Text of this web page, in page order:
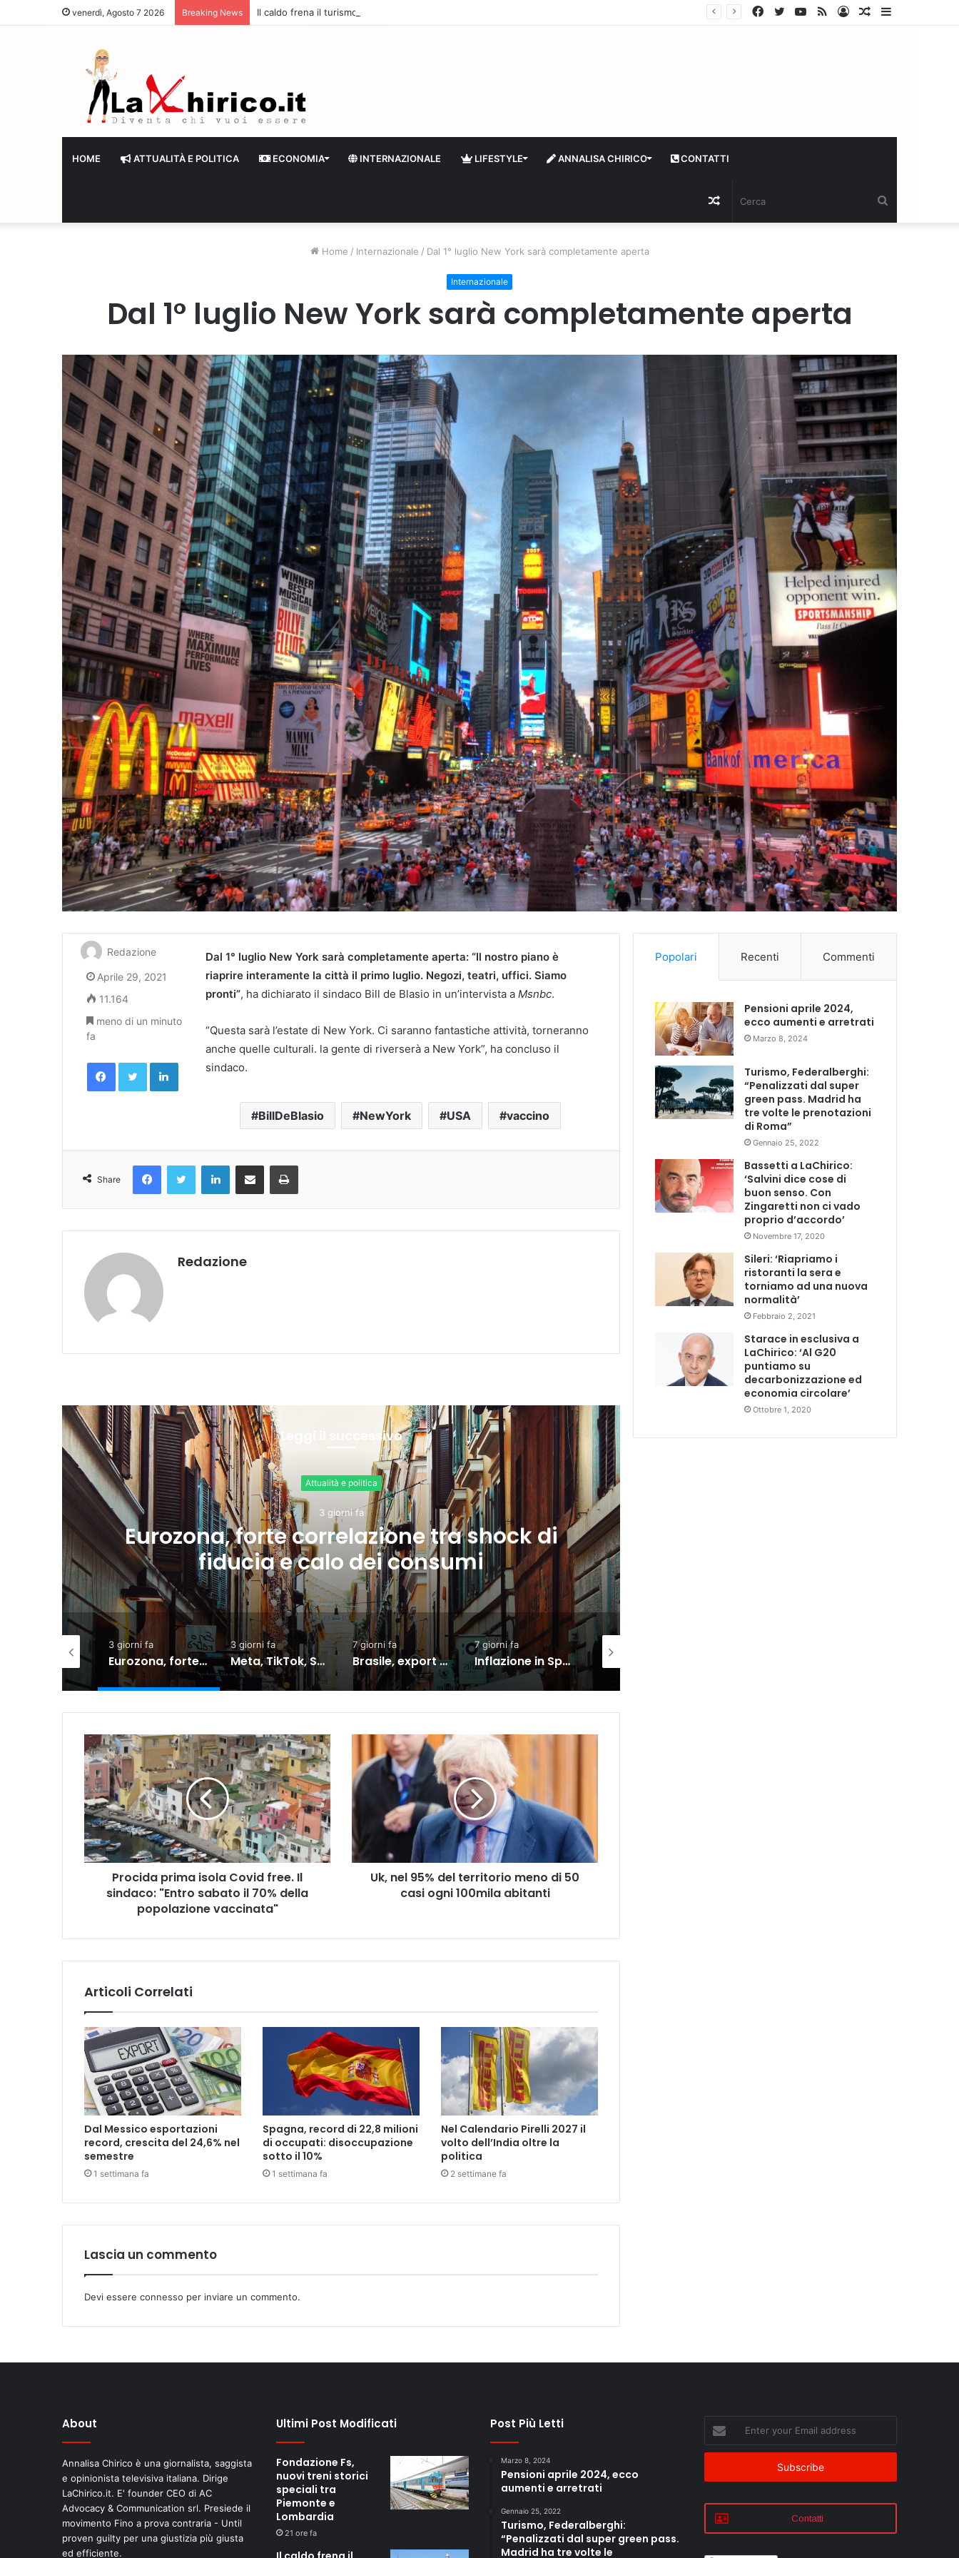
venerdì, Agosto 7 2026 Breaking News Il caldo frena il turismo a Firenze: una prima ripresa solo a settembre
Articolo
Log
RSS
YouTube
Twitter
Facebook
HOME ATTUALITÀ E POLITICA ECONOMIA INTERNAZIONALE LIFESTYLE ANNALISA CHIRICO CONTATTI
Articolo
Home / Internazionale / Dal 1° luglio New York sarà completamente aperta
Internazionale
Dal 1° luglio New York sarà completamente aperta
Dal 1° luglio New York sarà completamente aperta: “Il nostro piano è
riaprire interamente la città il primo luglio. Negozi, teatri, uffici. Siamo
pronti”, ha dichiarato il sindaco Bill de Blasio in un’intervista a Msnbc.
“Questa sarà l’estate di New York. Ci saranno fantastiche attività, torneranno
anche quelle culturali. la gente di riverserà a New York”, ha concluso il
sindaco.
BillDeBlasio NewYork USA vaccino
Redazione
Aprile 29, 2021
11.164
meno di un minuto
fa
Facebook Twitter LinkedIn
Share
Redazione
Leggi il successivo
Attualità e politica
3 giorni fa
Meta, TikTok, Snap e YouTube affrontano
una nuova causa legale negli Stati Uniti
Eurozona, forte correlazione tra shock di fiducia e calo dei consumi
3 giorni fa
Meta, TikTok, Snap e YouTube affrontano una nuova causa legale negli Stati Uniti
7 giorni fa 7 giorni fa
Inflazione in Spagna in rialzo al 3,5% a luglio per carburanti ed elettricità
2 giorni fa
Commercio: vendite in lieve calo ma semestre in crescita
Procida prima isola Covid free. Il
sindaco: "Entro sabato il 70% della
popolazione vaccinata"
Uk, nel 95% del territorio meno di 50
casi ogni 100mila abitanti
Articoli Correlati
Dal Messico esportazioni
record, crescita del 24,6% nel
semestre
1 settimana fa
Spagna, record di 22,8 milioni
di occupati: disoccupazione
sotto il 10%
1 settimana fa
Nel Calendario Pirelli 2027 il
volto dell’India oltre la
politica
2 settimane fa
Lascia un commento
Devi essere connesso per inviare un commento.
Popolari Recenti Commenti
Pensioni aprile 2024,
ecco aumenti e arretrati
Marzo 8, 2024
Turismo, Federalberghi:
“Penalizzati dal super
green pass. Madrid ha
tre volte le prenotazioni
di Roma”
Gennaio 25, 2022
Bassetti a LaChirico:
‘Salvini dice cose di
buon senso. Con
Zingaretti non ci vado
proprio d’accordo’
Novembre 17, 2020
Sileri: ‘Riapriamo i
ristoranti la sera e
torniamo ad una nuova
normalità’
Febbraio 2, 2021
Starace in esclusiva a
LaChirico: ‘Al G20
puntiamo su
decarbonizzazione ed
economia circolare’
Ottobre 1, 2020
About
Annalisa Chirico è una giornalista, saggista
e opinionista televisiva italiana. Dirige
LaChirico.it. E' founder CEO di AC
Advocacy & Communication srl. Presiede il
movimento Fino a prova contraria - Until
proven guilty per una giustizia più giusta
ed efficiente.
Ultimi Post Modificati
Fondazione Fs,
nuovi treni storici
speciali tra
Piemonte e
Lombardia
21 ore fa
Post Più Letti
Marzo 8, 2024
Pensioni aprile 2024, ecco
aumenti e arretrati
Gennaio 25, 2022
Turismo, Federalberghi:
“Penalizzati dal super green pass.
Madrid ha tre volte le
Enter
your
Email
Contatti